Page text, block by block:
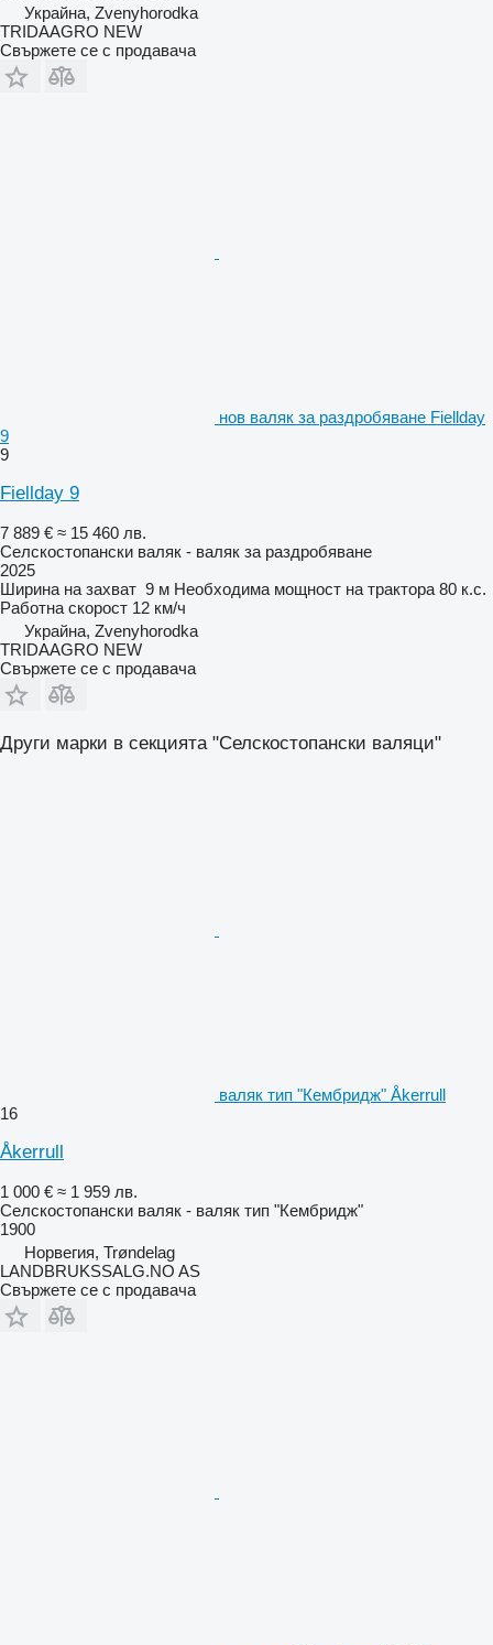
Украйна, Zvenyhorodka
TRIDAAGRO NEW
Свържете се с продавача
нов валяк за раздробяване Fiellday
9
9
Fiellday 9
7 889 € ≈ 15 460 лв.
Селскостопански валяк - валяк за раздробяване
2025
Ширина на захват 9 м Необходима мощност на трактора 80 к.с.
Работна скорост 12 км/ч
Украйна, Zvenyhorodka
TRIDAAGRO NEW
Свържете се с продавача
Други марки в секцията "Селскостопански валяци"
валяк тип "Кембридж" Åkerrull
16
Åkerrull
1 000 € ≈ 1 959 лв.
Селскостопански валяк - валяк тип "Кембридж"
1900
Норвегия, Trøndelag
LANDBRUKSSALG.NO AS
Свържете се с продавача